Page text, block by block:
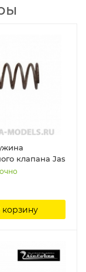
клапана Jas
корзину